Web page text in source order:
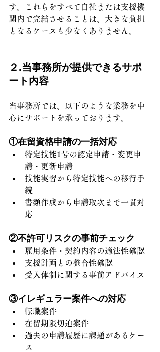
す。これらをすべて自社または支援機
関内で完結させることは、大きな負担
となるケースも少なくありません。
２.当事務所が提供できるサポ
ート内容
当事務所では、以下のような業務を中
心にサポートを承っております。
①在留資格申請の一括対応
特定技能1号の認定申請・変更申
請・更新申請
技能実習から特定技能への移行手
続
書類作成から申請取次まで一貫対
応
②不許可リスクの事前チェック
雇用条件・契約内容の適法性確認
支援計画との整合性確認
受入体制に関する事前アドバイス
③イレギュラー案件への対応
転職案件
在留期限切迫案件
過去の申請履歴に課題があるケー
ス